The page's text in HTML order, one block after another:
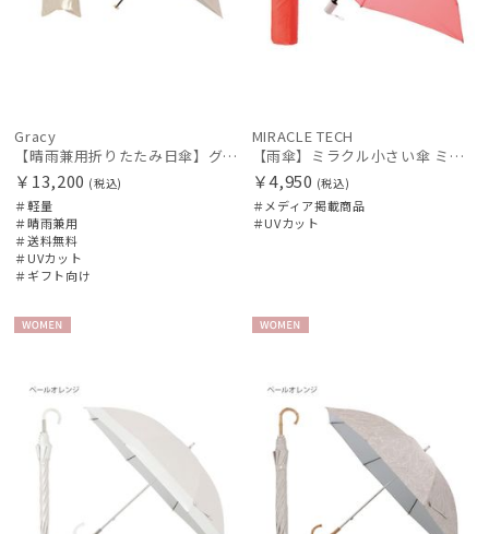
Gracy
【晴雨兼用折りたたみ日傘】グレイシー (Gracy) Metallic 一級遮光99.99% 遮熱 UV99％ 軽量 簡単開閉
￥13,200 (税込)
＃軽量
＃晴雨兼用
＃送料無料
＃UVカット
＃ギフト向け
MIRACLE TECH
【雨傘】ミラクル小さい傘 ミラクルテック (MIRACLE TECH) 自動開閉傘 最小折りたたみ傘 晴雨兼用 UV レディース メンズ ユニセックス
￥4,950 (税込)
＃メディア掲載商品
＃UVカット